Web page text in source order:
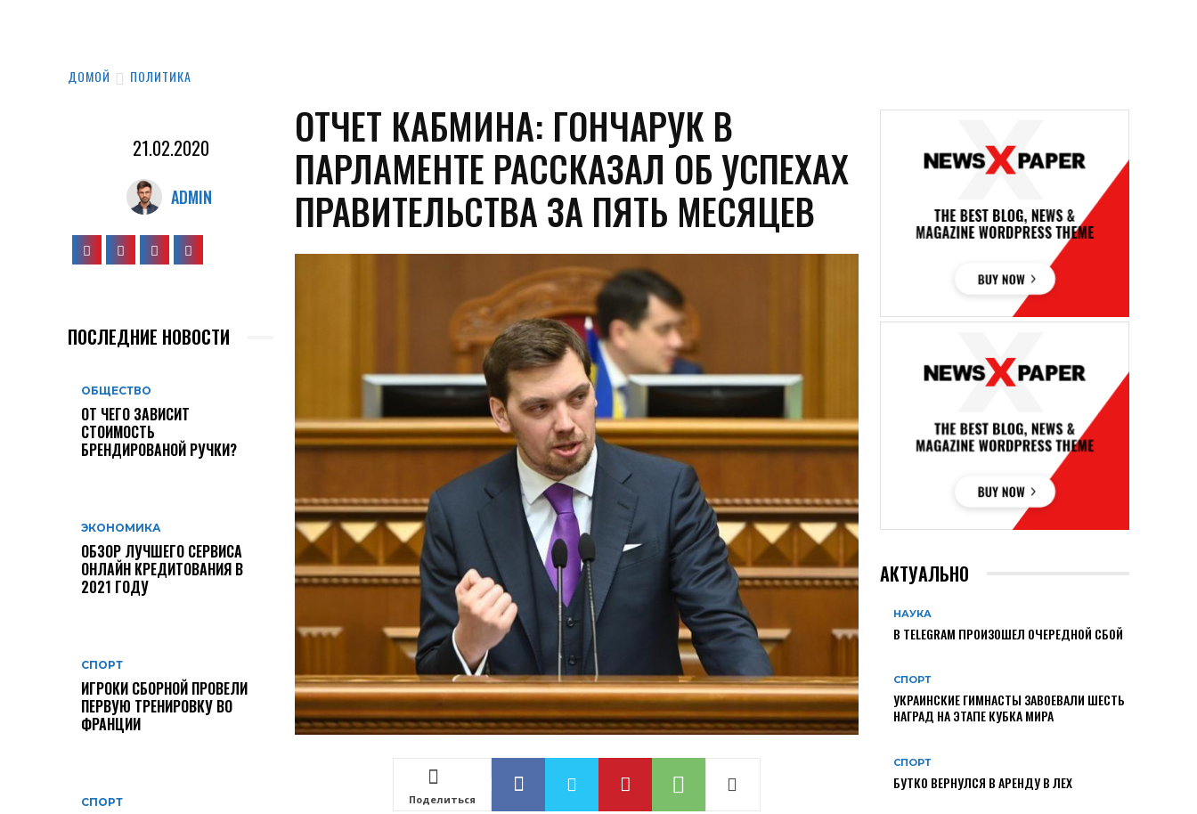
ДОМОЙ ПОЛИТИКА
21.02.2020
ADMIN
ПОСЛЕДНИЕ НОВОСТИ
ОБЩЕСТВО
ОТ ЧЕГО ЗАВИСИТ
СТОИМОСТЬ
БРЕНДИРОВАНОЙ РУЧКИ?
ЭКОНОМИКА
ОБЗОР ЛУЧШЕГО СЕРВИСА
ОНЛАЙН КРЕДИТОВАНИЯ В
2021 ГОДУ
СПОРТ
ИГРОКИ СБОРНОЙ ПРОВЕЛИ
ПЕРВУЮ ТРЕНИРОВКУ ВО
ФРАНЦИИ
СПОРТ
ОТЧЕТ КАБМИНА: ГОНЧАРУК В
ПАРЛАМЕНТЕ РАССКАЗАЛ ОБ УСПЕХАХ
ПРАВИТЕЛЬСТВА ЗА ПЯТЬ МЕСЯЦЕВ
Поделиться
АКТУАЛЬНО
НАУКА
В TELEGRAM ПРОИЗОШЕЛ ОЧЕРЕДНОЙ СБОЙ
СПОРТ
УКРАИНСКИЕ ГИМНАСТЫ ЗАВОЕВАЛИ ШЕСТЬ
НАГРАД НА ЭТАПЕ КУБКА МИРА
СПОРТ
БУТКО ВЕРНУЛСЯ В АРЕНДУ В ЛЕХ